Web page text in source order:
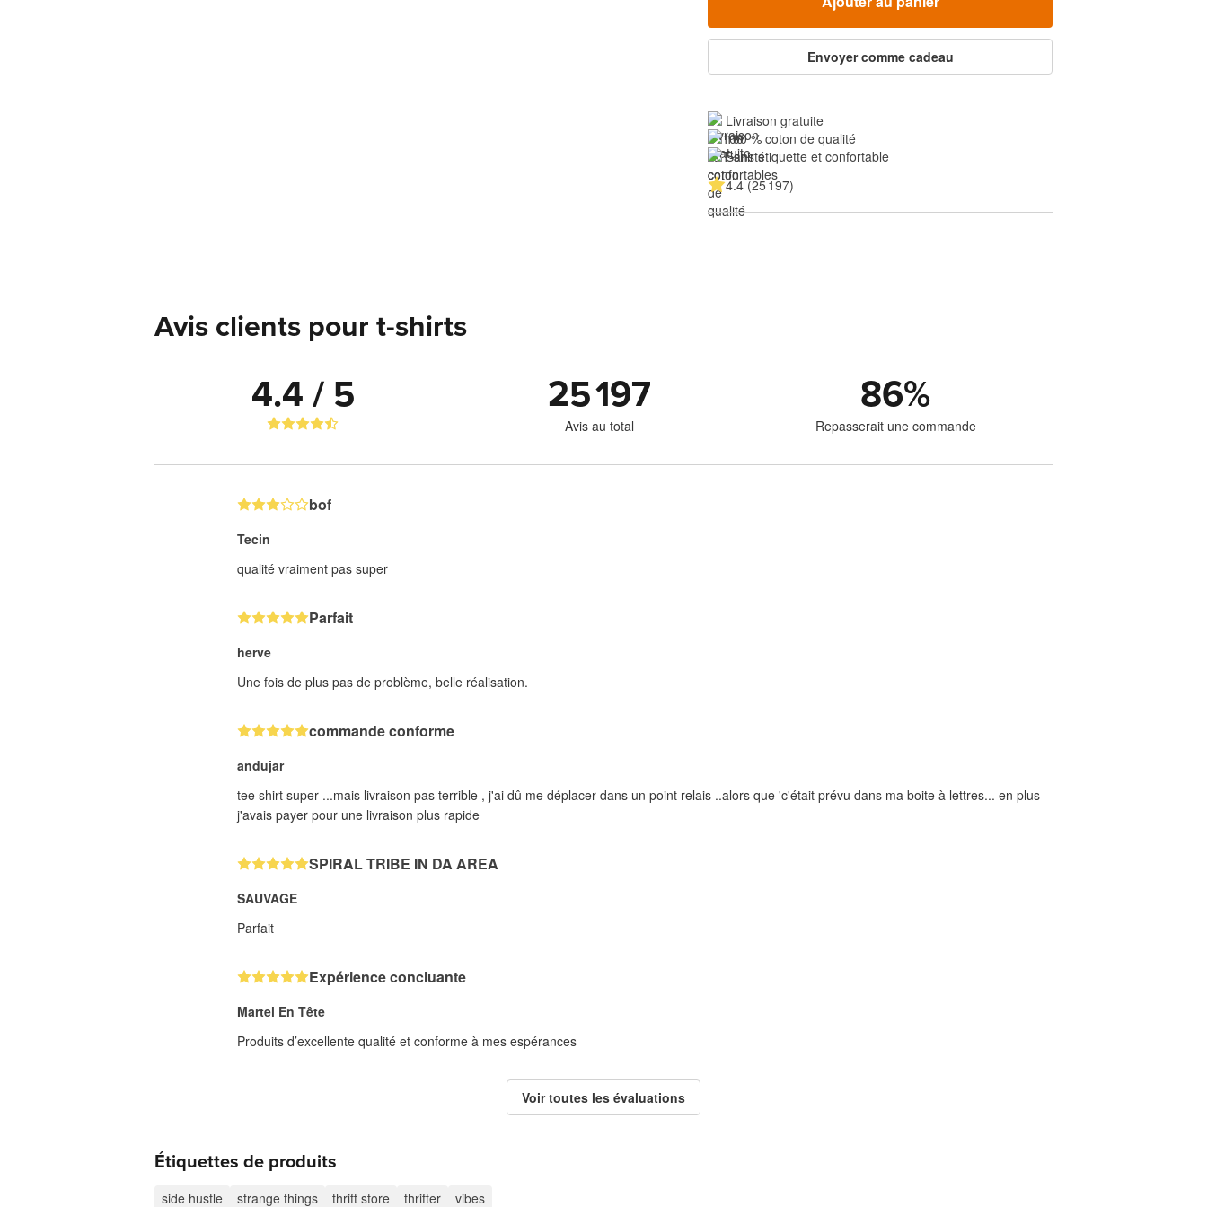
Envoyer comme cadeau
Livraison gratuite
100 % coton de qualité
Sans étiquette et confortable
4.4 (25 197)
Avis clients pour t-shirts
4.4 / 5 25 197
Avis au total
86%
Repasserait une commande
bof
Tecin
qualité vraiment pas super
Parfait
herve
Une fois de plus pas de problème, belle réalisation.
commande conforme
andujar
tee shirt super ...mais livraison pas terrible , j'ai dû me déplacer dans un point relais ..alors que 'c'était prévu dans ma boite à lettres... en plus
j'avais payer pour une livraison plus rapide
SPIRAL TRIBE IN DA AREA
SAUVAGE
Parfait
Expérience concluante
Martel En Tête
Produits d’excellente qualité et conforme à mes espérances
Voir toutes les évaluations
Étiquettes de produits
side hustle strange things thrift store thrifter vibes